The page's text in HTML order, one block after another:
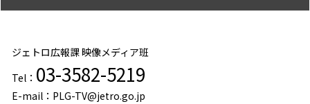
ジェトロ広報課 映像メディア班
Tel： 03-3582-5219
E-mail：PLG-TV@jetro.go.jp